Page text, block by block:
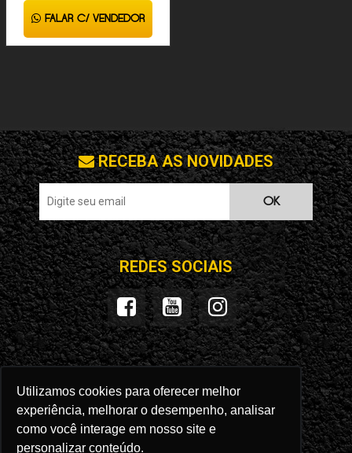
Utilizamos cookies para oferecer melhor
experiência, melhorar o desempenho, analisar
como você interage em nosso site e
personalizar conteúdo.
FALAR C/ VENDEDOR
RECEBA AS NOVIDADES
OK
REDES SOCIAIS
SEGURANÇA LOJA VIRTUAL